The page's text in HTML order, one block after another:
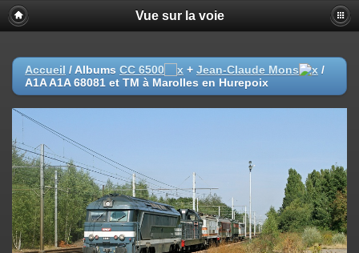
Vue sur la voie
Accueil / Albums CC 6500 + Jean-Claude Mons
/
A1A A1A 68081 et TM à Marolles en Hurepoix